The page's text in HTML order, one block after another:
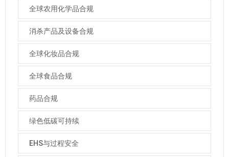
全球农用化学品合规
消杀产品及设备合规
全球化妆品合规
全球食品合规
药品合规
绿色低碳可持续
EHS与过程安全